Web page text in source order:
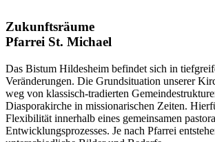
Zukunftsräume
Pfarrei St. Michael
Das Bistum Hildesheim befindet sich in
Veränderungen. Die Grundsituation unserer
weg von klassisch-tradierten
Diasporakirche in missionarischen Zeiten.
Flexibilität innerhalb eines gemeinsamen
Entwicklungsprozesses. Je nach Pfarrei